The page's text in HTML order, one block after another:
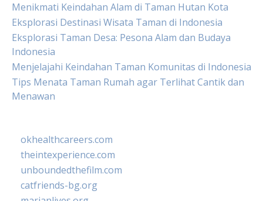
Menikmati Keindahan Alam di Taman Hutan Kota
Eksplorasi Destinasi Wisata Taman di Indonesia
Eksplorasi Taman Desa: Pesona Alam dan Budaya
Indonesia
Menjelajahi Keindahan Taman Komunitas di Indonesia
Tips Menata Taman Rumah agar Terlihat Cantik dan
Menawan
okhealthcareers.com
theintexperience.com
unboundedthefilm.com
catfriends-bg.org